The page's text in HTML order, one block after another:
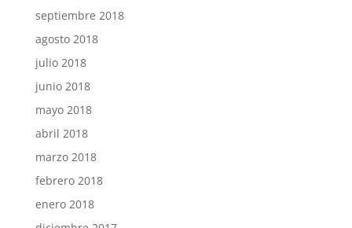
septiembre 2018
agosto 2018
julio 2018
junio 2018
mayo 2018
abril 2018
marzo 2018
febrero 2018
enero 2018